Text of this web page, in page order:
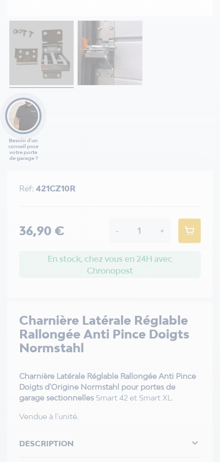
Besoin d'un
conseil pour
votre porte
de garage ?
Charnière Latérale Réglable
Rallongée Anti Pince Doigts
Normstahl
Charnière Latérale Réglable Rallongée Anti Pince
Doigts d'Origine Normstahl pour portes de
garage sectionnelles Smart 42 et Smart XL.
Vendue à l'unité.
DESCRIPTION 
Réf: 421CZ10R
36,90 € - +
En stock, chez vous en 24H avec
Chronopost